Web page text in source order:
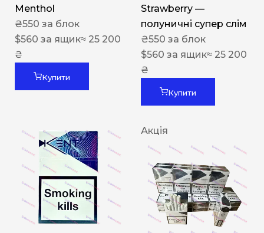
Menthol
₴550 за блок
$560 за ящик≈ 25 200
₴
Купити
Strawberry —
полуничні супер слім
₴550 за блок
$560 за ящик≈ 25 200
₴
Купити
Акція